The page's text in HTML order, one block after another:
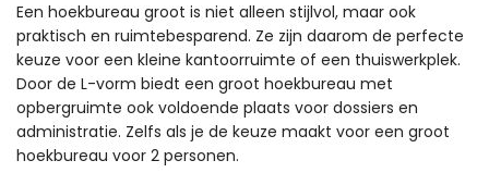
Een hoekbureau groot is niet alleen stijlvol, maar ook
praktisch en ruimtebesparend. Ze zijn daarom de perfecte
keuze voor een kleine kantoorruimte of een thuiswerkplek.
Door de L-vorm biedt een groot hoekbureau met
opbergruimte ook voldoende plaats voor dossiers en
administratie. Zelfs als je de keuze maakt voor een groot
hoekbureau voor 2 personen.